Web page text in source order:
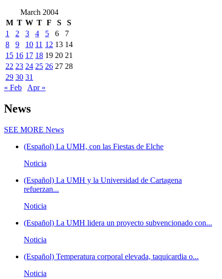
March 2004
M T W T F S
S
1
2 3 4 5 6
7
8
9 10 11 12 13 14
15 16 17 18 19 20 21
22 23 24 25 26 27 28
29 30 31
« Feb
Apr »
News
SEE MORE News
(Español) La UMH, con las Fiestas de Elche
Noticia
(Español) La UMH y la Universidad de Cartagena
refuerzan...
Noticia
(Español) La UMH lidera un proyecto subvencionado con...
Noticia
(Español) Temperatura corporal elevada, taquicardia o...
Noticia